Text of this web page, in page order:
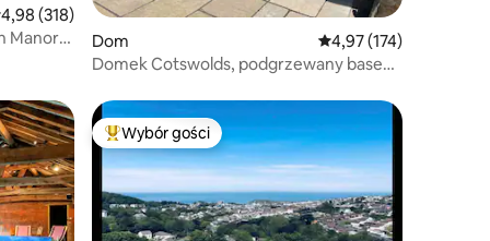
ocena: 4,98 na 5, liczba recenzji: 318
4,98 (318)
Manor
Dom Średnia ocena: 4,97
4,97 (174)
Domek Cotswolds, podgrzewany basen,
gości Najpopularniejsze z kategorii Wybór gości
Wybór gości